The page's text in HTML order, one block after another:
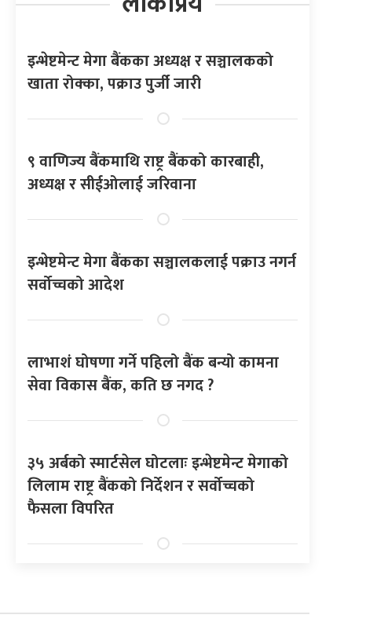
इन्भेष्टमेन्ट मेगा बैंकका अध्यक्ष र सञ्चालकको
खाता रोक्का, पक्राउ पुर्जी जारी
९ वाणिज्य बैंकमाथि राष्ट्र बैंकको कारबाही,
अध्यक्ष र सीईओलाई जरिवाना
इन्भेष्टमेन्ट मेगा बैंकका सञ्चालकलाई पक्राउ नगर्न
सर्वोच्चको आदेश
लाभाशं घोषणा गर्ने पहिलो बैंक बन्यो कामना
सेवा विकास बैंक, कति छ नगद ?
३५ अर्बको स्मार्टसेल घोटलाः इन्भेष्टमेन्ट मेगाको
लिलाम राष्ट्र बैंकको निर्देशन र सर्वोच्चको
फैसला विपरित